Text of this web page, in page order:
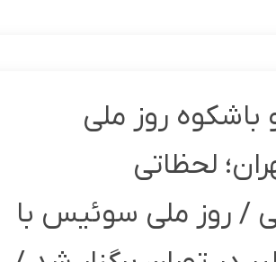
روز ملی
لحظاتی
/ روز ملی سوئیس با